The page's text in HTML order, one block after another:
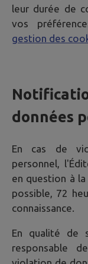
leur durée de
vos
gestion des
données
En cas de
personnel,
en question à
possible, 72
connaissance.
En qualité de
responsable